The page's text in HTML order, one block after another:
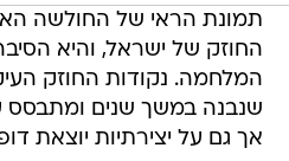
תמונת הראי של החולשה
החוזק של ישראל, והיא
המלחמה. נקודות החוזק
שנבנה במשך שנים ומתבסס
אך גם על יצירתיות יוצאת